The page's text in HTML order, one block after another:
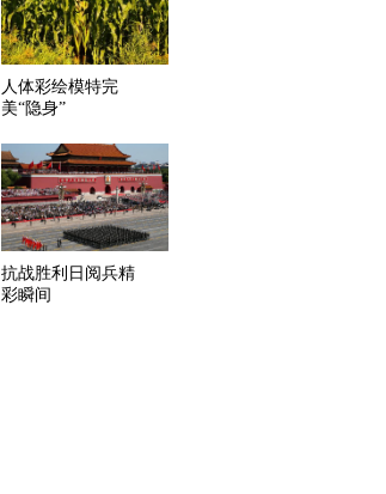
人体彩绘模特完
美“隐身”
抗战胜利日阅兵精
彩瞬间